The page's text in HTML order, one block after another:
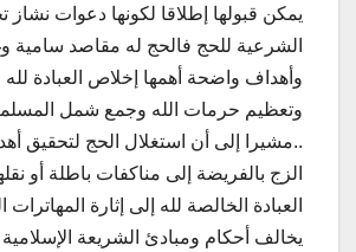
يمكن قبولها إطلاقا لكونها دعوات نشاز
الشرعية للحج فالحج له مقاصد سامية
وأهداف واضحة أهمها إخلاص العبادة لله
وتعظيم حرمات الله وجمع شمل
..مشيرا إلى أن استغلال الحج لتحقيق
الزج بالفريضة إلى مناكفات باطلة أو
العبادة الخالصة لله إلى إثارة
يخالف أحكام ومبادئ الشريعة الإسلامية